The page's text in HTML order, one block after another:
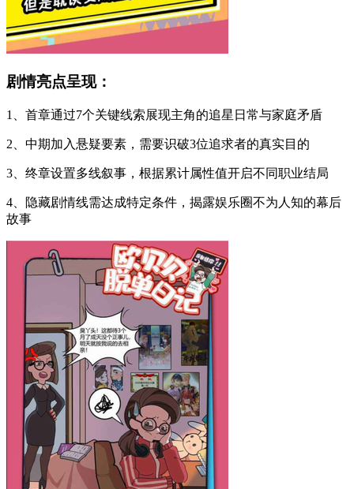
剧情亮点呈现：
1、首章通过7个关键线索展现主角的追星日常与家庭矛盾
2、中期加入悬疑要素，需要识破3位追求者的真实目的
3、终章设置多线叙事，根据累计属性值开启不同职业结局
4、隐藏剧情线需达成特定条件，揭露娱乐圈不为人知的幕后
故事